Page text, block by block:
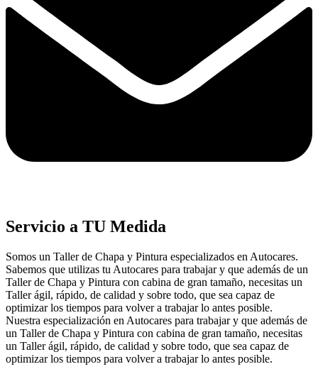
Servicio a TU Medida
Somos un Taller de Chapa y Pintura especializados en Autocares.
Sabemos que utilizas tu Autocares para trabajar y que además de un
Taller de Chapa y Pintura con cabina de gran tamaño, necesitas un
Taller ágil, rápido, de calidad y sobre todo, que sea capaz de
optimizar los tiempos para volver a trabajar lo antes posible.
Nuestra especialización en Autocares para trabajar y que además de
un Taller de Chapa y Pintura con cabina de gran tamaño, necesitas
un Taller ágil, rápido, de calidad y sobre todo, que sea capaz de
optimizar los tiempos para volver a trabajar lo antes posible.